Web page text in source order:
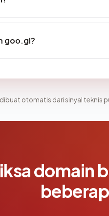
goo.gl?
otomatis dari sinyal teknis
domain